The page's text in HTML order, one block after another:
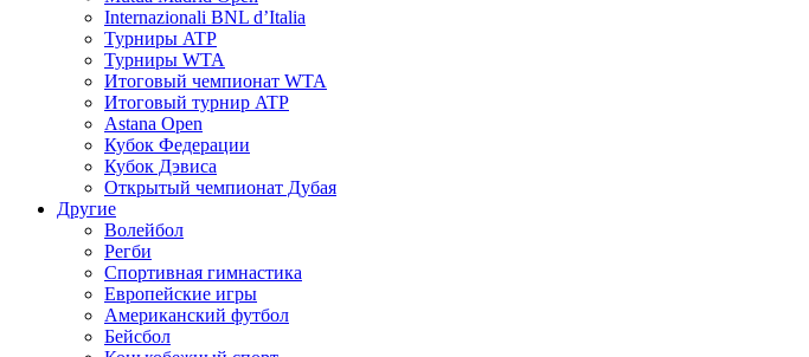
Internazionali BNL d’Italia
Турниры ATP
Турниры WTA
Итоговый чемпионат WTA
Итоговый турнир ATP
Astana Open
Кубок Федерации
Кубок Дэвиса
Открытый чемпионат Дубая
Другие
Волейбол
Регби
Спортивная гимнастика
Европейские игры
Американский футбол
Бейсбол